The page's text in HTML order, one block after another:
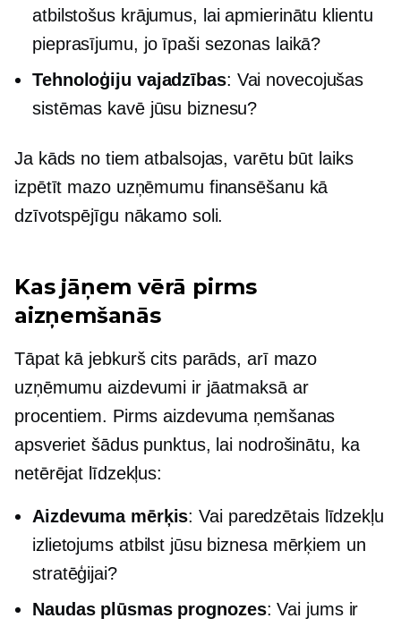
atbilstošus krājumus, lai apmierinātu klientu
pieprasījumu, jo īpaši sezonas laikā?
Tehnoloģiju vajadzības: Vai novecojušas
sistēmas kavē jūsu biznesu?
Ja kāds no tiem atbalsojas, varētu būt laiks
izpētīt mazo uzņēmumu finansēšanu kā
dzīvotspējīgu nākamo soli.
Kas jāņem vērā pirms
aizņemšanās
Tāpat kā jebkurš cits parāds, arī mazo
uzņēmumu aizdevumi ir jāatmaksā ar
procentiem. Pirms aizdevuma ņemšanas
apsveriet šādus punktus, lai nodrošinātu, ka
netērējat līdzekļus:
Aizdevuma mērķis: Vai paredzētais līdzekļu
izlietojums atbilst jūsu biznesa mērķiem un
stratēģijai?
Naudas plūsmas prognozes: Vai jums ir